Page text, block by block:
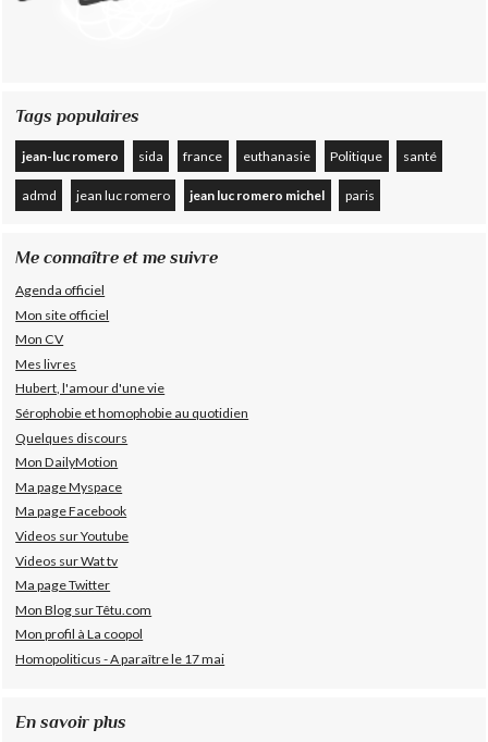
Tags populaires
jean-luc romero sida france euthanasie Politique santé
admd jean luc romero jean luc romero michel paris
Me connaître et me suivre
Agenda officiel
Mon site officiel
Mon CV
Mes livres
Hubert, l'amour d'une vie
Sérophobie et homophobie au quotidien
Quelques discours
Mon DailyMotion
Ma page Myspace
Ma page Facebook
Videos sur Youtube
Videos sur Wat tv
Ma page Twitter
Mon Blog sur Têtu.com
Mon profil à La coopol
Homopoliticus - A paraître le 17 mai
En savoir plus